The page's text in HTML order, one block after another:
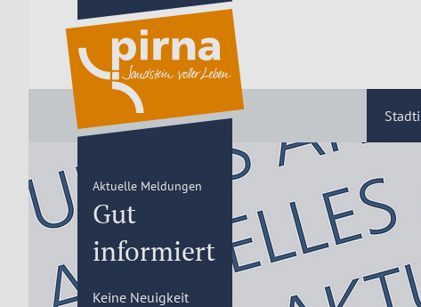
Aktuelle Meldungen
Gut
informiert
Keine Neuigkeit